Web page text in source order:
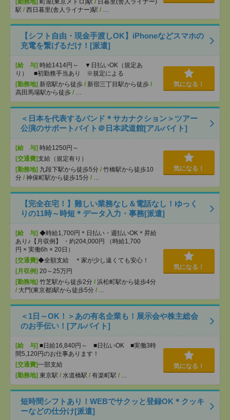
[勤務地] 町屋(東京メトロ)駅 / 日暮里(舎人ライナー)
駅 / 西日暮里(舎人ライナー)駅 / …
【シフト自由・現金手渡しOK】iPhoneなどスマホの
充電を繋げるだけ！[派遣]
[給 与] 時給1414円～ ▼日払いOK（規定あ
り） ■初勤務手当あり ※規定による
[勤務地] 新宿駅から徒歩 / 新宿三丁目駅から徒歩 /
高田馬場駅から徒歩 / …
気になる！
＜日本を代表するバンド＊サカナクション＞ツアー
公演のサポートバイト＠日本武道館[アルバイト]
[給 与] 時給1250円～
[交通費]支給（規定有り）
[勤務地] 九段下駅から徒歩5分 / 竹橋駅から徒歩10
分 / 神保町駅から徒歩15分 / …
気になる！
【完全在宅！】難しい業務なし＆電話なし！ゆっく
りの11時～時短＊データ入力・事務[派遣]
[給 与] ◆時給1,700円＊日払い・週払いOK＊昇給
あり♪【月収例】 ・約204,000円 （時給1,700
円 × 実働6h × 20日）
[交通費]◆全額支給 ＊家が少し遠くても安心！
[月収例] 20～25万円
[勤務地] 竹芝駅から徒歩2分 / 浜松町駅から徒歩4分
/ 大門(東京都)駅から徒歩5分 / …
気になる！
＜1日～OK！＞あの有名企業も！展示会や株主総会
のお手伝い！[アルバイト]
[給 与] ■日給16,840円～ ■日払いOK ■実働3時
間5,120円のお仕事あります！
[交通費]一部支給
[勤務地] 東京駅 / 水道橋駅 / 有楽町駅 / …
気になる！
短時間シフトあり！WEBでサクッと登録OK＊クッキ
ーなどの仕分け[派遣]